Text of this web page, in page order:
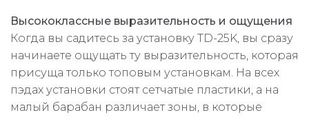
Высококлассные выразительность и ощущения
Когда вы садитесь за установку TD-25K, вы сразу
начинаете ощущать ту выразительность, которая
присуща только топовым установкам. На всех
пэдах установки стоят сетчатые пластики, а на
малый барабан различает зоны, в которые